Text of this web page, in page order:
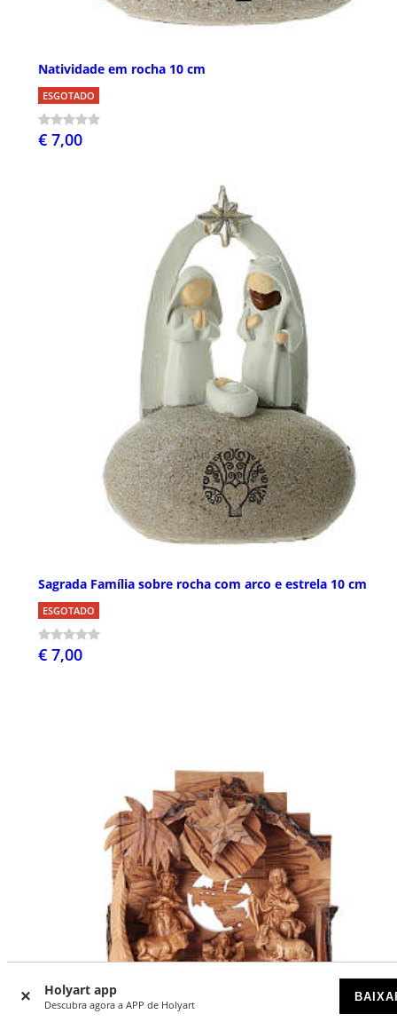
Holyart app
Descubra agora a APP de Holyart
Natividade em rocha 10 cm
ESGOTADO
€ 7,00
Sagrada Família sobre rocha com arco e estrela 10 cm
ESGOTADO
€ 7,00